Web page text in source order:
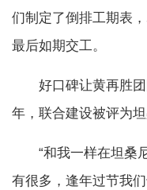
们制定了倒排工期表
最后如期交工。
好口碑让黄再胜团
年，联合建设被评为坦
“和我一样在坦桑尼
有很多，逢年过节我